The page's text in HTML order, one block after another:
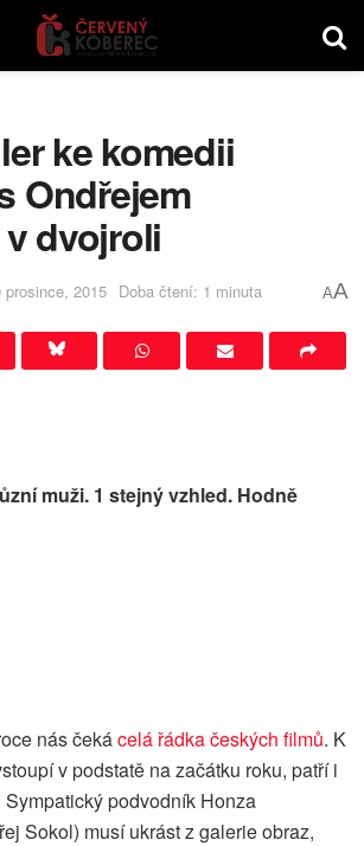
ke komedii
Ondřejem
dvojroli
prosince, 2015 Doba čtení: 1 minuta AA
muži. 1 stejný vzhled. Hodně
nás čekácelá řádka českých filmů. K
v podstatě na začátku roku, patří i
Sympatický podvodník Honza
Sokol) musí ukrást z galerie obraz,